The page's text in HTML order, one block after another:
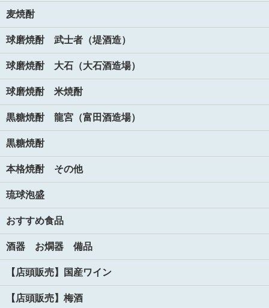
麦焼酎
球磨焼酎 武士者（堤酒造）
球磨焼酎 大石（大石酒造場）
球磨焼酎 米焼酎
黒糖焼酎 龍宮（富田酒造場）
黒糖焼酎
本格焼酎 その他
琉球泡盛
おすすめ食品
酒器 お燗器 備品
【店頭販売】国産ワイン
【店頭販売】梅酒